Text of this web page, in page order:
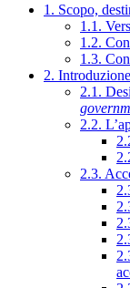
1. Scopo,
1.1.
1.2.
1.3.
2.
2.1.
2.2.
2.3.